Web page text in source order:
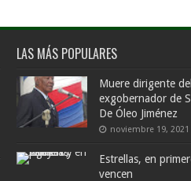
LAS MÁS POPULARES
Muere dirigente
exgobernador de
De Óleo Jiménez
noviembre 19, 2021
Estrellas, en
vencen